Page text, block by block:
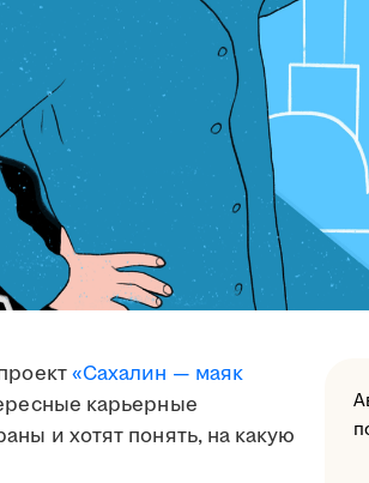
«Сахалин — маяк
карьерные
и хотят понять, на какую